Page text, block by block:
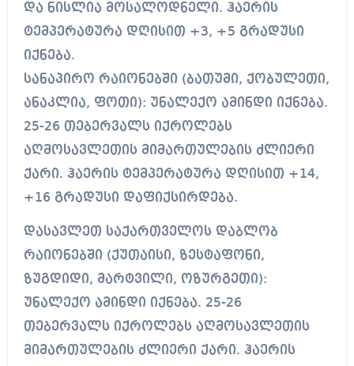
და ნისლია მოსალოდნელი. ჰაერის
ტემპერატურა დღისით +3, +5 გრადუსი
იქნება.
სანაპირო რაიონებში (ბათუმი, ქობულეთი,
ანაკლია, ფოთი): უნალექო ამინდი იქნება.
25-26 თებერვალს იქროლებს
აღმოსავლეთის მიმართულების ძლიერი
ქარი. ჰაერის ტემპერატურა დღისით +14,
+16 გრადუსი დაფიქსირდება.
დასავლეთ საქართველოს დაბლობ
რაიონებში (ქუთაისი, ზესტაფონი,
ზუგდიდი, მარტვილი, ოზურგეთი):
უნალექო ამინდი იქნება. 25-26
თებერვალს იქროლებს აღმოსავლეთის
მიმართულების ძლიერი ქარი. ჰაერის